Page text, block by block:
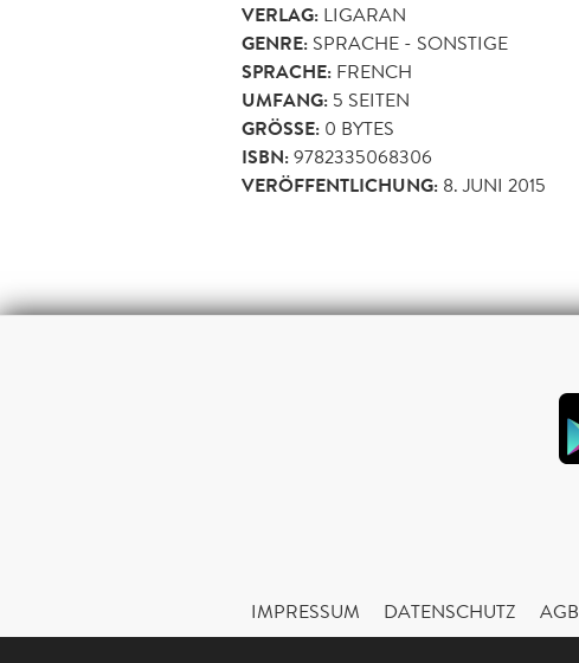
VERLAG: LIGARAN
GENRE: SPRACHE - SONSTIGE
SPRACHE: FRENCH
UMFANG: 5 SEITEN
GRÖSSE: 0 BYTES
ISBN:9782335068306
VERÖFFENTLICHUNG: 8. JUNI 2015
IMPRESSUM DATENSCHUTZ AGB